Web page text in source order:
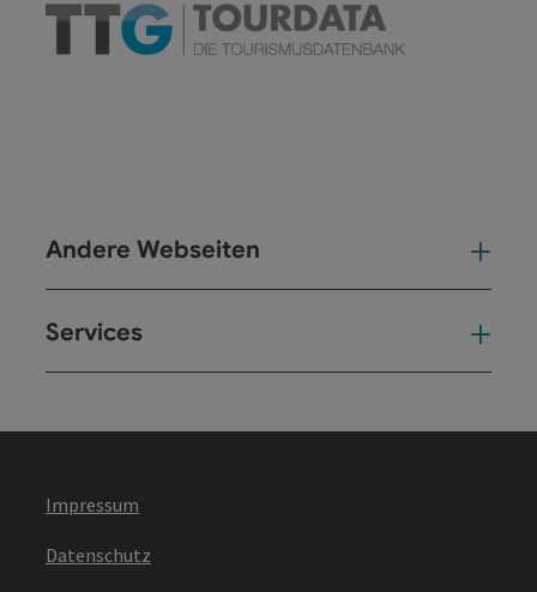
Andere Webseiten
Services
Impressum
Datenschutz